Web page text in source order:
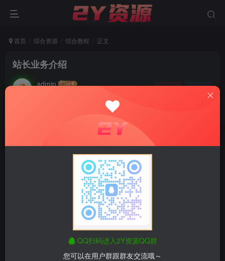
首页 综合资源 综合教程 正文
站长业务介绍
admin 关注 私信
技术栈：
熟悉前端（HTML+CSS+JavaScript）开发
熟悉thinkphp+fastadmin开发框架
熟悉wordprss平台，外贸网站建立
核心专业领域：
QQ扫码进入2Y资源QQ群
您可以在用户群跟群友交流哦～